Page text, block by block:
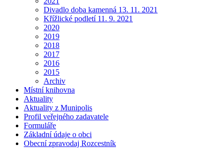
Divadlo doba kamenná 13. 11. 2021
Křížlické podletí 11. 9. 2021
2020
2019
2018
2017
2016
2015
Archiv
Místní knihovna
Aktuality
Aktuality z Munipolis
Profil veřejného zadavatele
Formuláře
Základní údaje o obci
Obecní zpravodaj Rozcestník